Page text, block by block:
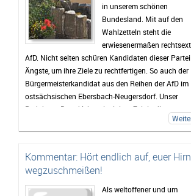
in unserem schönen
Bundesland. Mit auf den
Wahlzetteln steht die
erwiesenermaßen
AfD. Nicht selten schüren Kandidaten dieser Partei
Ängste, um ihre Ziele zu rechtfertigen. So auch der
Bürgermeisterkandidat aus den Reihen der AfD im
ostsächsischen Ebersbach-Neugersdorf. Unser
Redakteur Bernd lebt seit einiger Zeit in dieser
Wahlversprechen des aktuellen AfD-
Bürgermeisters seiner Heimatstadt Mario Kumpf in
einem Kommentar genauer unter die Lupe
Kommentar: Hört endlich auf, euer Hirn
wegzuschmeißen!
Als weltoffener und um